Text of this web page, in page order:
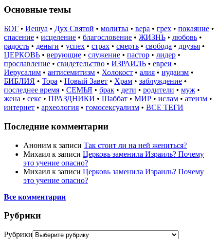
Основные темы
БОГ • Иешуа • Дух Святой • молитва • вера • грех • покаяние •
спасение • исцеление • благословение • ЖИЗНЬ • любовь •
радость • деньги • успех • страх • смерть • свобода • друзья •
ЦЕРКОВЬ • верующие • служение • пастор • лидер •
прославление • свидетельство • ИЗРАИЛЬ • евреи •
Иерусалим • антисемитизм • Холокост • алия • иудаизм •
БИБЛИЯ • Тора • Новый Завет • Храм • заблуждение •
последнее время • СЕМЬЯ • брак • дети • родители • муж •
жена • секс • ПРАЗДНИКИ • Шаббат • МИР • ислам • атеизм •
интернет • археология • гомосексуализм • ВСЕ ТЕГИ
Последние комментарии
Аноним к записи Так стоит ли на ней жениться?
Михаил к записи Церковь заменила Израиль? Почему
это учение опасно?
Михаил к записи Церковь заменила Израиль? Почему
это учение опасно?
Все комментарии
Рубрики
Рубрики